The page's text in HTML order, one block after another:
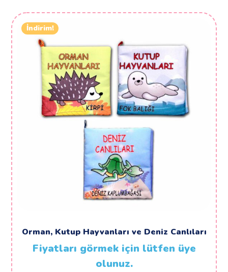
İndirim!
Orman, Kutup Hayvanları ve Deniz Canlıları
Fiyatları görmek için lütfen üye
olunuz.